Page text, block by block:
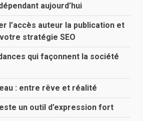
aujourd’hui
l’accès auteur la publication et
stratégie SEO
qui façonnent la société
: entre rêve et réalité
un outil d’expression fort